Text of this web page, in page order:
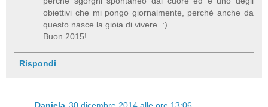
obiettivi che mi pongo giornalmente, perchè anche da
questo nasce la gioia di vivere. :)
Buon 2015!
Rispondi